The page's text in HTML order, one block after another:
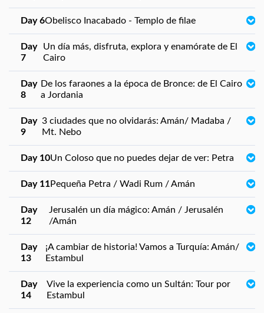
Day 6Obelisco Inacabado - Templo de filae
Day
7
Un día más, disfruta, explora y enamórate de El
Cairo
Day
8
De los faraones a la época de Bronce: de El Cairo
a Jordania
Day
9
3 ciudades que no olvidarás: Amán/ Madaba /
Mt. Nebo
Day 10Un Coloso que no puedes dejar de ver: Petra
Day 11Pequeña Petra / Wadi Rum / Amán
Day
12
Jerusalén un día mágico: Amán / Jerusalén
/Amán
Day
13
¡A cambiar de historia! Vamos a Turquía: Amán/
Estambul
Day
14
Vive la experiencia como un Sultán: Tour por
Estambul